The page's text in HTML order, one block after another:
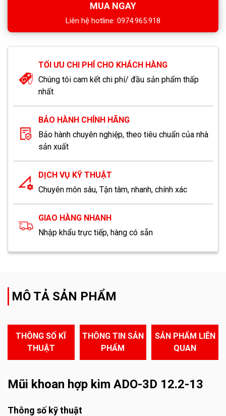
MUA NGAY
Liên hệ hotline: 0974.965.918
TỐI ƯU CHI PHÍ CHO KHÁCH HÀNG
Chúng tôi cam kết chi phí/ đầu sản phẩm thấp
nhất
BẢO HÀNH CHÍNH HÃNG
Bảo hành chuyên nghiệp, theo tiêu chuẩn của nhà
sản xuất
DỊCH VỤ KỸ THUẬT
Chuyên môn sâu, Tận tâm, nhanh, chính xác
GIAO HÀNG NHANH
Nhập khẩu trực tiếp, hàng có sẵn
MÔ TẢ SẢN PHẨM
THÔNG SỐ KĨ
THUẬT
THÔNG TIN SẢN
PHẨM
SẢN PHẨM LIÊN
QUAN
Mũi khoan hợp kim ADO-3D 12.2-13
Thông số kỹ thuật